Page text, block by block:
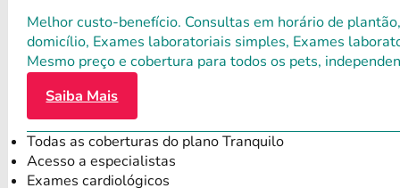
Melhor custo-benefício. Consultas em horário de
domicílio, Exames laboratoriais simples, Exames
Mesmo preço e cobertura para todos os pets,
Saiba Mais
Todas as coberturas do plano Tranquilo
Acesso a especialistas
Exames cardiológicos